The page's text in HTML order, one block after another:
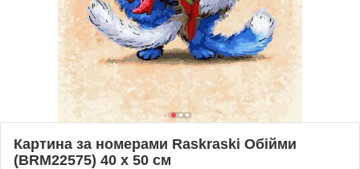
Картина за номерами Raskraski Обійми
(BRM22575) 40 х 50 см